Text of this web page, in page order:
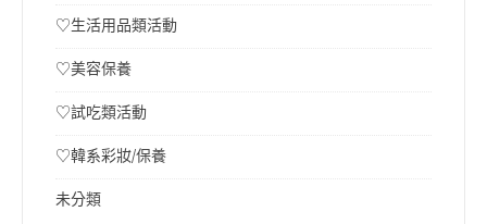
♡生活用品類活動
♡美容保養
♡試吃類活動
♡韓系彩妝/保養
未分類